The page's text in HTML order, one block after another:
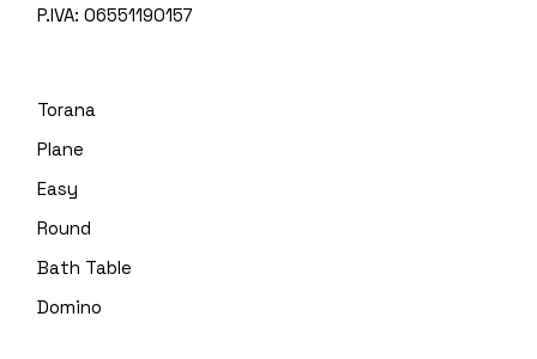
P.IVA:06551190157
Torana
Plane
Easy
Round
Bath Table
Domino